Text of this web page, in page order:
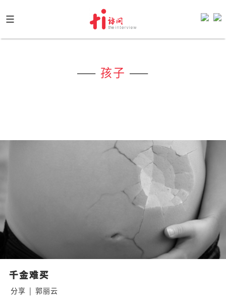
to
content
—— 孩子 ——
千金难买
分享 | 郭丽云